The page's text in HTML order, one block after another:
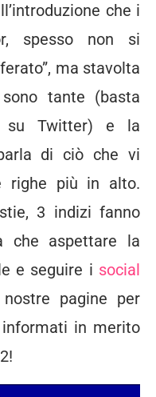
che i
spesso non si
ma stavolta
tante (basta
su Twitter) e la
di ciò che vi
righe più in alto.
3 indizi fanno
che aspettare la
e seguire i social
pagine per
in merito